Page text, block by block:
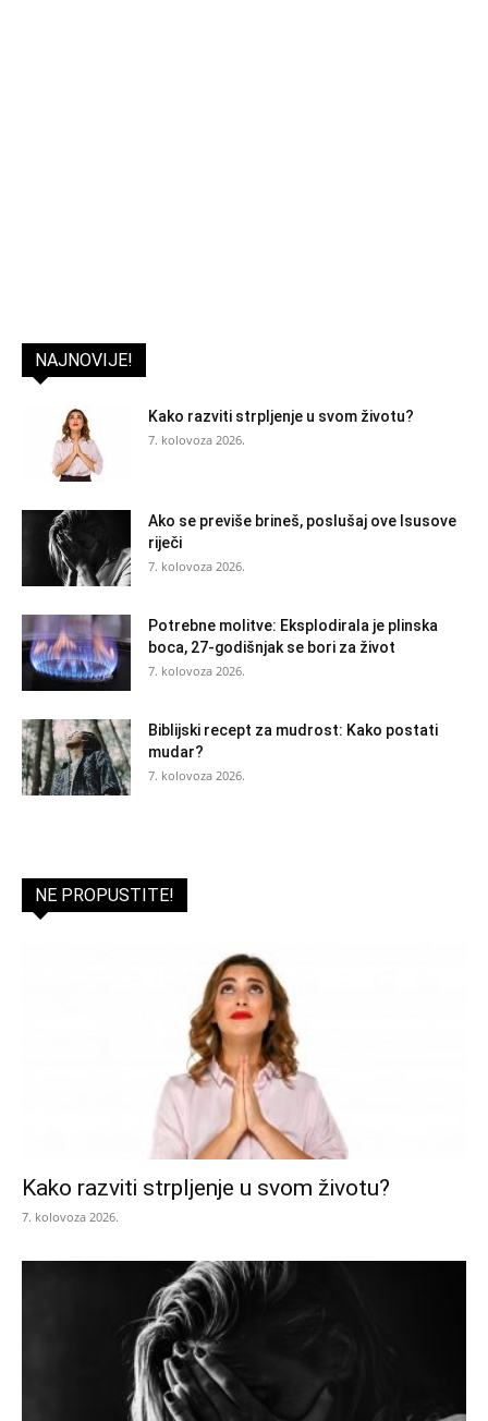
NAJNOVIJE!
Kako razviti strpljenje u svom životu?
7. kolovoza 2026.
Ako se previše brineš, poslušaj ove Isusove
riječi
7. kolovoza 2026.
Potrebne molitve: Eksplodirala je plinska
boca, 27-godišnjak se bori za život
7. kolovoza 2026.
Biblijski recept za mudrost: Kako postati
mudar?
7. kolovoza 2026.
NE PROPUSTITE!
Kako razviti strpljenje u svom životu?
7. kolovoza 2026.